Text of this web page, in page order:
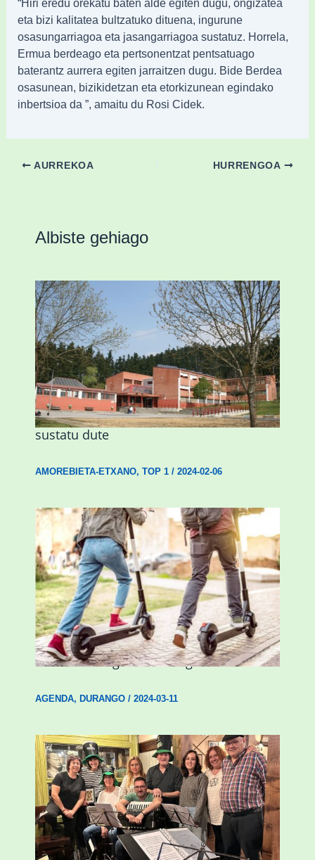
“Hiri eredu orekatu baten alde egiten dugu, ongizatea
eta bizi kalitatea bultzatuko dituena, ingurune
osasungarriagoa eta jasangarriagoa sustatuz. Horrela,
Ermua berdeago eta pertsonentzat pentsatuago
baterantz aurrera egiten jarraitzen dugu. Bide Berdea
osasunean, bizikidetzan eta etorkizunean egindako
inbertsioa da ”, amaitu du Rosi Cidek.
AURREKOA HURRENGOA
Albiste gehiago
Amorebietak eta Eusko Jaurlaritzak
Urritxen institutu berri bat eraikitzea
sustatu dute
AMOREBIETA-ETXANO, TOP 1/ 2024-02-06
Ostegun honetan “Oinezko
Nagusientzako Bide Segurtasuna”
hitzaldia izango da Durangon
AGENDA, DURANGO/ 2024-03-11
Herri Maite akordeoi taldeak S. Patrick